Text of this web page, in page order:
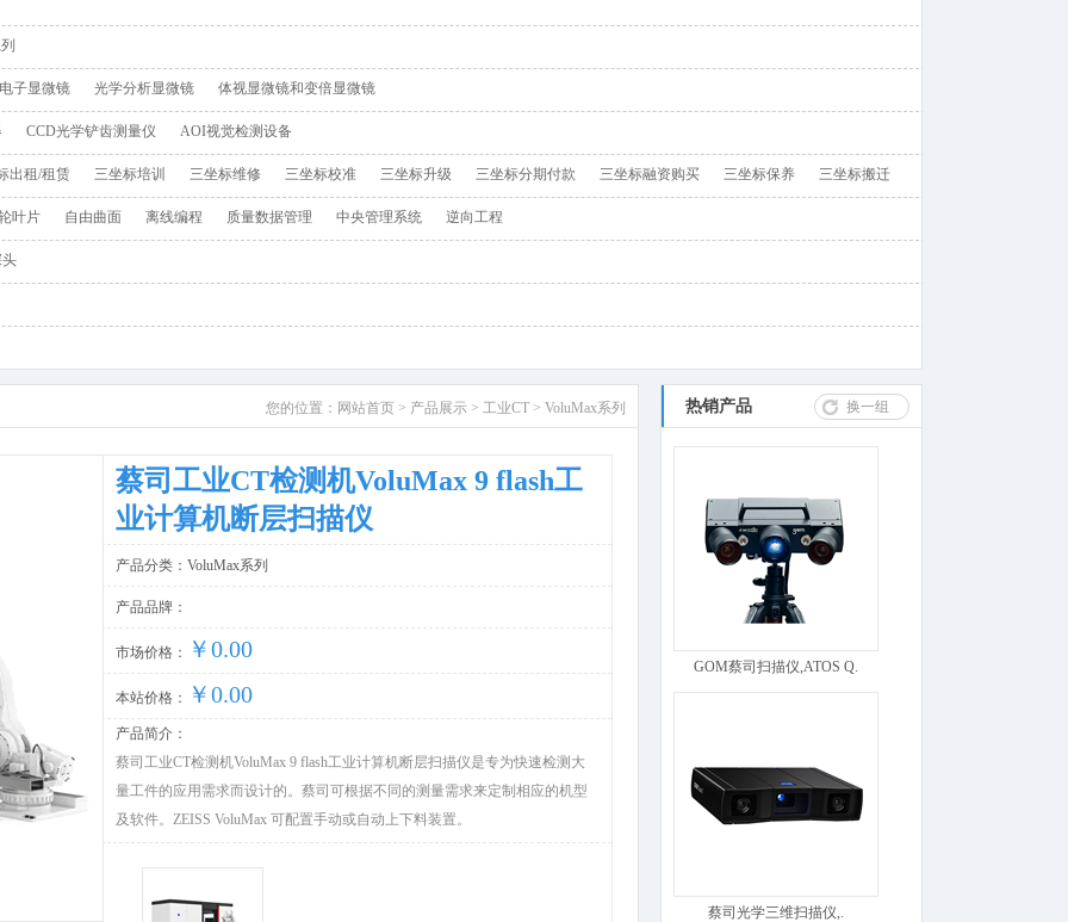
子显微镜 光学分析显微镜 体视显微镜和变倍显微镜
CCD光学铲齿测量仪 AOI视觉检测设备
出租/租赁 三坐标培训 三坐标维修 三坐标校准 三坐标升级 三坐标分期付款 三坐标融资购买 三坐标保养 三坐标搬迁
叶片 自由曲面 离线编程 质量数据管理 中央管理系统 逆向工程
换一组
热销产品
GOM蔡司扫描仪,ATOS Q.
蔡司光学三维扫描仪,.
您的位置： 网站首页 > 产品展示 > 工业CT > VoluMax系列
蔡司工业CT检测机VoluMax 9 flash工
业计算机断层扫描仪
产品分类：VoluMax系列
产品品牌：
市场价格： ￥0.00
本站价格： ￥0.00
产品简介：
蔡司工业CT检测机VoluMax 9 flash工业计算机断层扫描仪是专为快速检测大
量工件的应用需求而设计的。蔡司可根据不同的测量需求来定制相应的机型
及软件。ZEISS VoluMax 可配置手动或自动上下料装置。